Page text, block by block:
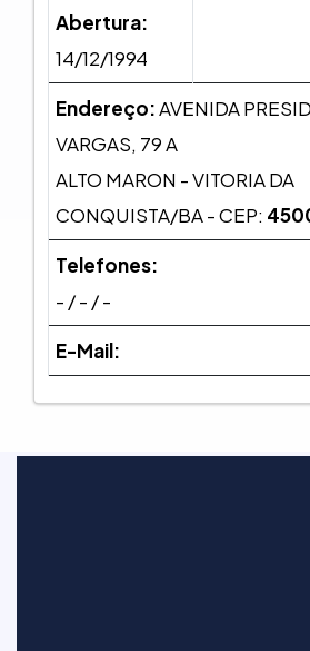
Abertura:
14/12/1994
Endereço:AVENIDA
VARGAS, 79 A
ALTO MARON - VITORIA DA
CONQUISTA/BA - CEP:
Telefones:
- / - / -
E-Mail: